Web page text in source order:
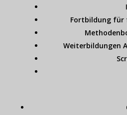
Fortbildung für
Weiterbildungen